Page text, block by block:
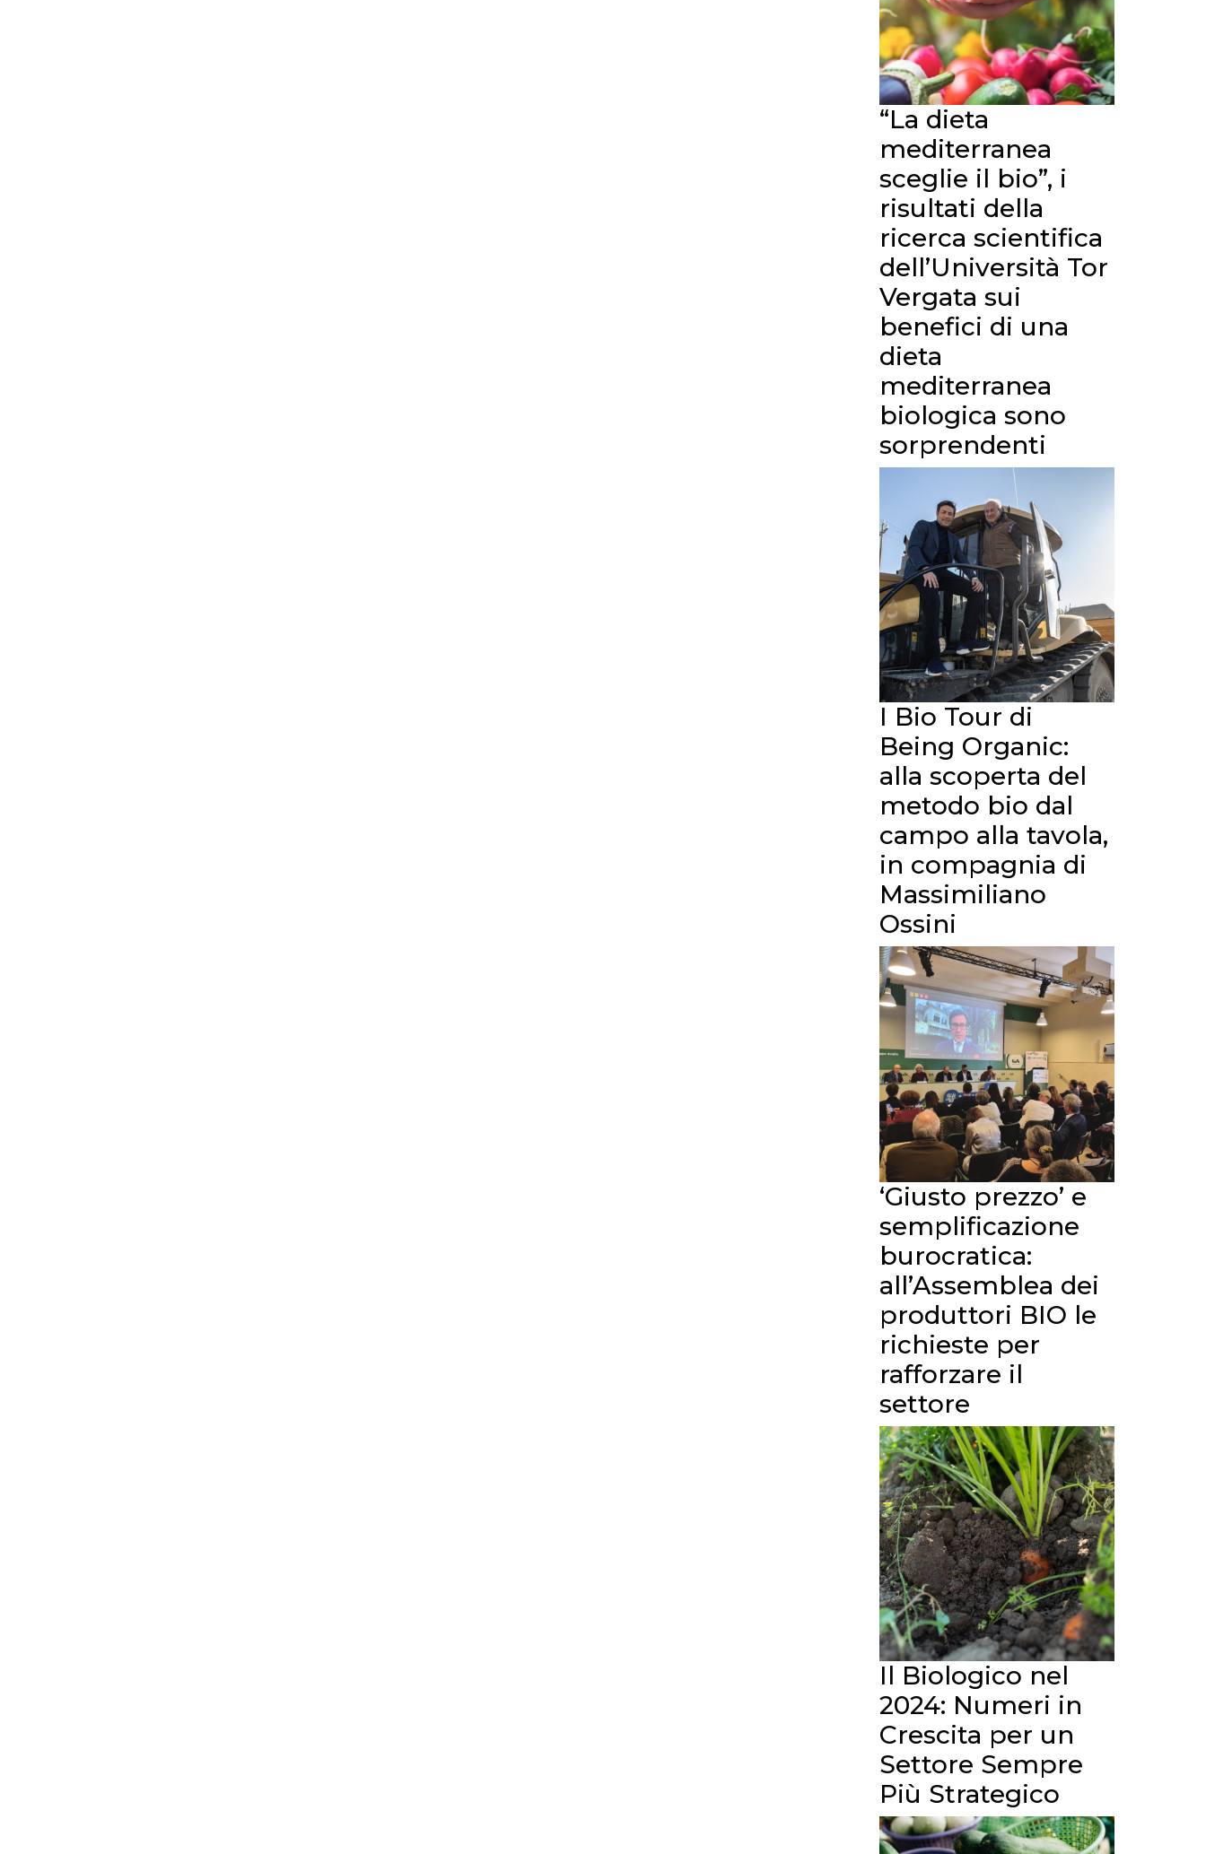
“La dieta
mediterranea
sceglie il bio”, i
risultati della
ricerca scientifica
dell’Università Tor
Vergata sui
benefici di una
dieta
mediterranea
biologica sono
sorprendenti
I Bio Tour di
Being Organic:
alla scoperta del
metodo bio dal
campo alla tavola,
in compagnia di
Massimiliano
Ossini
‘Giusto prezzo’ e
semplificazione
burocratica:
all’Assemblea dei
produttori BIO le
richieste per
rafforzare il
settore
Il Biologico nel
2024: Numeri in
Crescita per un
Settore Sempre
Più Strategico